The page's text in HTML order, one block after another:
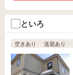
といろ
空きあり 送迎あり